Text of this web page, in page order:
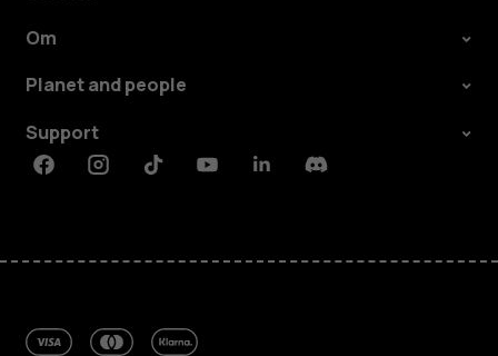
Om
Planet and people
Support
FacebookInstagramTiktokYoutubeLinkedinDiscord